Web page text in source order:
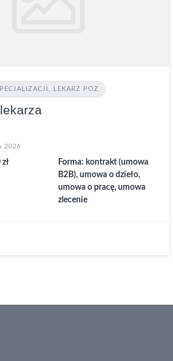
LEKARZ POZ
2026
Forma: kontrakt (umowa
B2B), umowa o dzieło,
umowa o pracę, umowa
zlecenie